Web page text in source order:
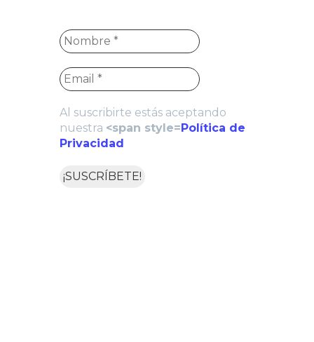
Al suscribirte estás aceptando
nuestra <span style=Política de
Privacidad